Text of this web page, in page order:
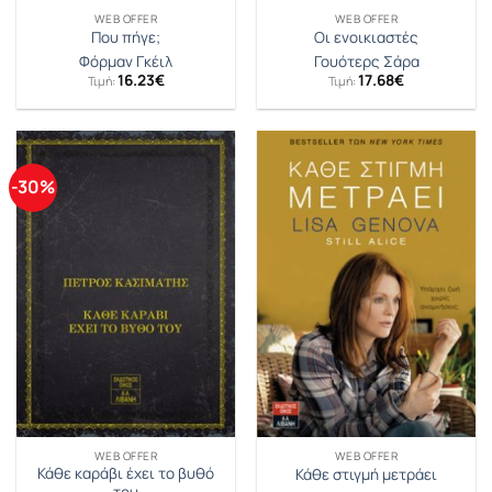
WEB OFFER
Που πήγε;
Φόρμαν Γκέιλ
Τιμή: 16.23€
WEB OFFER
Οι ενοικιαστές
Γουότερς Σάρα
Τιμή: 17.68€
-30%
WEB OFFER
Κάθε καράβι έχει το βυθό
WEB OFFER
Κάθε στιγμή μετράει